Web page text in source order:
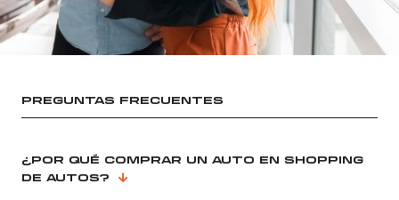
PREGUNTAS FRECUENTES
¿POR QUÉ COMPRAR UN AUTO EN SHOPPING
DE AUTOS?